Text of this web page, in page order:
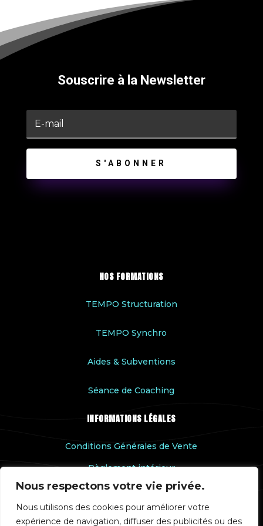
Nous respectons votre vie privée.
Nous utilisons des cookies pour améliorer votre
expérience de navigation, diffuser des publicités ou des
Souscrire à la Newsletter
S'ABONNER
NOS FORMATIONS
TEMPO Structuration
TEMPO Synchro
Aides & Subventions
Séance de Coaching
INFORMATIONS LÉGALES
Conditions Générales de Vente
Règlement intérieur
Accessibilité handicap
Rapport qualité